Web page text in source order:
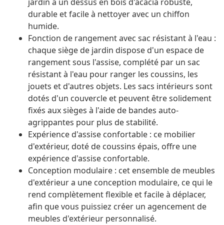
durable et facile à nettoyer avec un chiffon
humide.
Fonction de rangement avec sac résistant à l'eau :
chaque siège de jardin dispose d'un espace de
rangement sous l'assise, complété par un sac
résistant à l'eau pour ranger les coussins, les
jouets et d'autres objets. Les sacs intérieurs sont
dotés d'un couvercle et peuvent être solidement
fixés aux sièges à l'aide de bandes auto-
agrippantes pour plus de stabilité.
Expérience d'assise confortable : ce mobilier
d'extérieur, doté de coussins épais, offre une
expérience d'assise confortable.
Conception modulaire : cet ensemble de meubles
d'extérieur a une conception modulaire, ce qui le
rend complètement flexible et facile à déplacer,
afin que vous puissiez créer un agencement de
meubles d'extérieur personnalisé.